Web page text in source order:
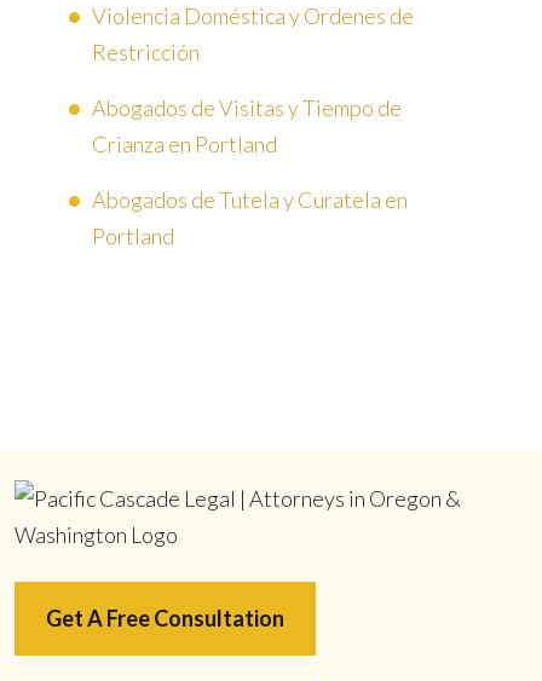
Violencia Doméstica y Ordenes de
Restricción
Abogados de Visitas y Tiempo de
Crianza en Portland
Abogados de Tutela y Curatela en
Portland
Get A Free Consultation